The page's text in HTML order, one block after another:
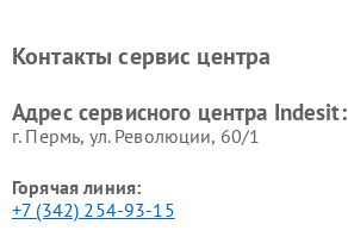
Indesit
Indesit
Контакты сервис центра
Адрес сервисного центра Indesit:
г. Пермь, ул. ​Революции, 60/1
Горячая линия:
+7 (342) 254-93-15